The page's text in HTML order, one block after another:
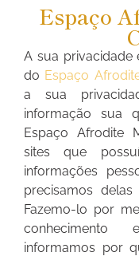
Espaço
A sua privacidade
do Espaço
a sua
informação sua
Espaço Afrodite
sites que
informações
precisamos
Fazemo-lo por
conhecimento
informamos por